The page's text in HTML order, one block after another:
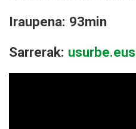
Iraupena: 93min
Sarrerak: usurbe.eus